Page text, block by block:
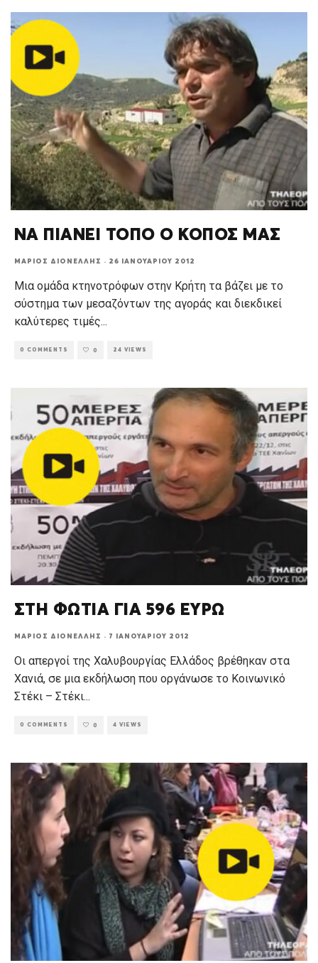
ΝΑ ΠΙΑΝΕΙ ΤΟΠΟ Ο ΚΟΠΟΣ ΜΑΣ
ΜΆΡΙΟΣ ΔΙΟΝΈΛΛΗΣ · 26 ΙΑΝΟΥΑΡΊΟΥ 2012
Μια ομάδα κτηνοτρόφων στην Κρήτη τα βάζει με το
σύστημα των μεσαζόντων της αγοράς και διεκδικεί
καλύτερες τιμές...
0 COMMENTS 0 24 VIEWS
ΣΤΗ ΦΩΤΙΑ ΓΙΑ 596 ΕΥΡΩ
ΜΆΡΙΟΣ ΔΙΟΝΈΛΛΗΣ · 7 ΙΑΝΟΥΑΡΊΟΥ 2012
Οι απεργοί της Χαλυβουργίας Ελλάδος βρέθηκαν στα
Χανιά, σε μια εκδήλωση που οργάνωσε το Κοινωνικό
Στέκι – Στέκι...
0 COMMENTS 0 4 VIEWS